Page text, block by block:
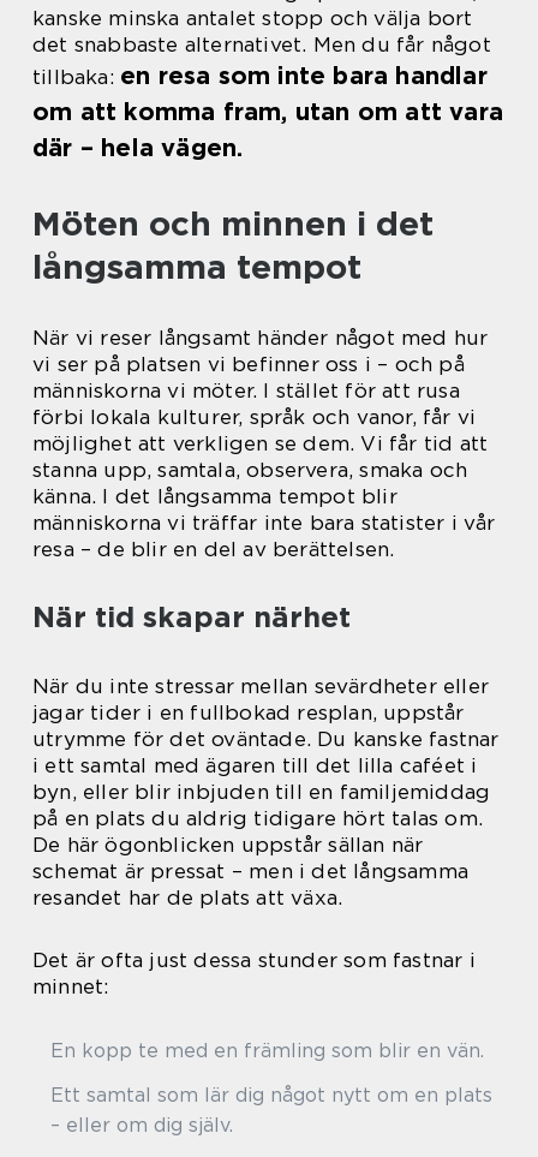
kanske minska antalet stopp och välja bort
det snabbaste alternativet. Men du får något
tillbaka: en resa som inte bara handlar
om att komma fram, utan om att vara
där – hela vägen.
Möten och minnen i det
långsamma tempot
När vi reser långsamt händer något med hur
vi ser på platsen vi befinner oss i – och på
människorna vi möter. I stället för att rusa
förbi lokala kulturer, språk och vanor, får vi
möjlighet att verkligen se dem. Vi får tid att
stanna upp, samtala, observera, smaka och
känna. I det långsamma tempot blir
människorna vi träffar inte bara statister i vår
resa – de blir en del av berättelsen.
När tid skapar närhet
När du inte stressar mellan sevärdheter eller
jagar tider i en fullbokad resplan, uppstår
utrymme för det oväntade. Du kanske fastnar
i ett samtal med ägaren till det lilla caféet i
byn, eller blir inbjuden till en familjemiddag
på en plats du aldrig tidigare hört talas om.
De här ögonblicken uppstår sällan när
schemat är pressat – men i det långsamma
resandet har de plats att växa.
Det är ofta just dessa stunder som fastnar i
minnet:
En kopp te med en främling som blir en vän.
Ett samtal som lär dig något nytt om en plats
– eller om dig själv.